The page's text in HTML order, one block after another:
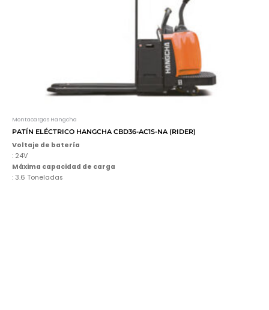
Montacargas Hangcha
PATÍN ELÉCTRICO HANGCHA CBD36-AC1S-NA (RIDER)
Voltaje de batería
: 24V
Máxima capacidad de carga
: 3.6 Toneladas